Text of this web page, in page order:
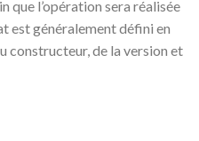
que l’opération sera réalisée
est généralement défini en
constructeur, de la version et